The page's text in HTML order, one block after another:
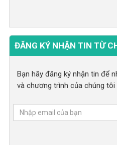
ĐĂNG KÝ NHẬN TIN TỪ
Bạn hãy đăng ký nhận tin để
và chương trình của chúng tôi